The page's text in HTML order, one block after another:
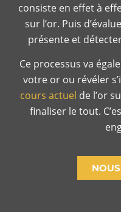
consiste en effet à
sur l’or. Puis
présente et
Ce processus va
votre or ou révéler
cours actuel de l’or
finaliser le tout.